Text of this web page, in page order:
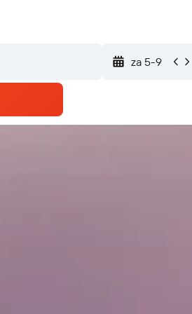
za 5-9